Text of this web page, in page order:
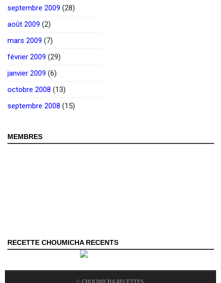
septembre 2009 (28)
août 2009 (2)
mars 2009 (7)
février 2009 (29)
janvier 2009 (6)
octobre 2008 (13)
septembre 2008 (15)
MEMBRES
RECETTE CHOUMICHA RECENTS
© CHOUMICHA RECETTES.